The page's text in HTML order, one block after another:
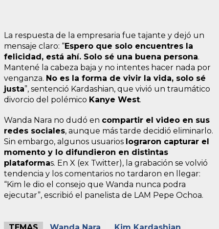
La respuesta de la empresaria fue tajante y dejó un
mensaje claro: “Espero que solo encuentres la
felicidad, está ahí. Solo sé una buena persona.
Mantené la cabeza baja y no intentes hacer nada por
venganza. No es la forma de vivir la vida, solo sé
justa”, sentenció Kardashian, que vivió un traumático
divorcio del polémico Kanye West.
Wanda Nara no dudó en compartir el video en sus
redes sociales, aunque más tarde decidió eliminarlo.
Sin embargo, algunos usuarios lograron capturar el
momento y lo difundieron en distintas
plataformas. En X (ex Twitter), la grabación se volvió
tendencia y los comentarios no tardaron en llegar:
“Kim le dio el consejo que Wanda nunca podra
ejecutar”, escribió el panelista de LAM Pepe Ochoa.
TEMAS Wanda Nara Kim Kardashian